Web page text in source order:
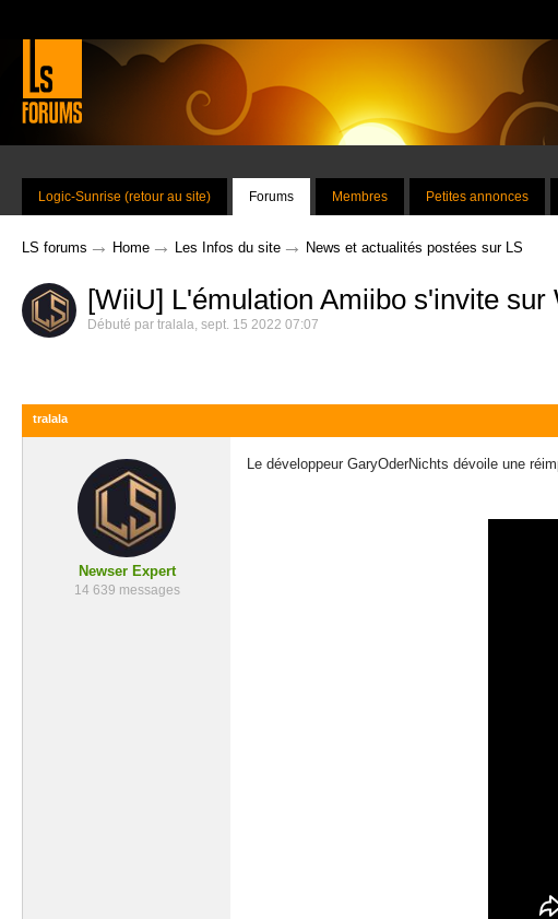
Logic-Sunrise (retour au site) Forums Membres Petites annonces
LS forums → Home → Les Infos du site → News et actualités postées sur LS
[WiiU] L'émulation Amiibo s'invite sur
Débuté par tralala, sept. 15 2022 07:07
tralala
Newser Expert
14 639 messages
Le développeur GaryOderNichts dévoile une